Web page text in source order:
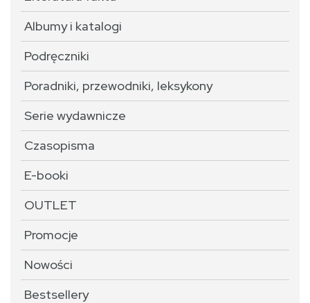
Albumy i katalogi
Podręczniki
Poradniki, przewodniki, leksykony
Serie wydawnicze
Czasopisma
E-booki
OUTLET
Promocje
Nowości
Bestsellery